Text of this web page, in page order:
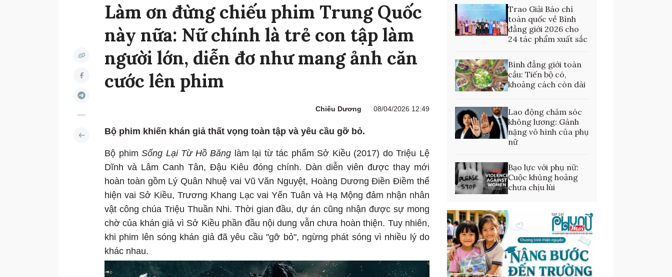
Làm ơn đừng chiếu phim Trung Quốc
này nữa: Nữ chính là trẻ con tập làm
người lớn, diễn đơ như mang ảnh căn
cước lên phim
Chiêu Dương 08/04/2026 12:49
Bộ phim khiến khán giả thất vọng toàn tập và yêu cầu gỡ bỏ.
Bộ phimSống Lại Từ Hồ Băng làm lại từ tác phẩm Sở Kiều (2017) do Triệu Lệ
Dĩnh và Lâm Canh Tân, Đậu Kiêu đóng chính. Dàn diễn viên được thay mới
hoàn toàn gồm Lý Quân Nhuệ vai Vũ Văn Nguyệt, Hoàng Dương Điền Điềm thể
hiện vai Sở Kiều, Trương Khang Lạc vai Yến Tuân và Hạ Mộng đảm nhận nhân
vật công chúa Triệu Thuần Nhi. Thời gian đầu, dự án cũng nhận được sự mong
chờ của khán giả vì Sở Kiều phần đầu nội dung vẫn chưa hoàn thiện. Tuy nhiên,
khi phim lên sóng khán giả đã yêu cầu "gỡ bỏ", ngừng phát sóng vì nhiều lý do
khác nhau.
Trao Giải Báo chí
toàn quốc về Bình
đẳng giới 2026 cho
24 tác phẩm xuất sắc
Bình đẳng giới toàn
cầu: Tiến bộ có,
khoảng cách còn dài
Lao động chăm sóc
không lương: Gánh
nặng vô hình của phụ
nữ
Bạo lực với phụ nữ:
Cuộc khủng hoảng
chưa chịu lùi